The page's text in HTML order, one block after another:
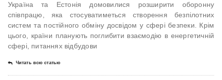
Україна та Естонія домовилися розширити оборонну
співпрацю, яка стосуватиметься створення безпілотних
систем та постійного обміну досвідом у сфері безпеки. Крім
цього, країни планують поглибити взаємодію в енергетичній
сфері, питаннях відбудови
Читать всю статью